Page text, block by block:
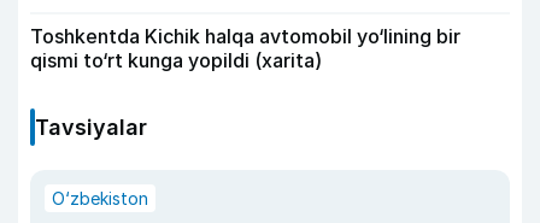
Toshkentda Kichik halqa avtomobil yo‘lining bir
qismi to‘rt kunga yopildi (xarita)
Tavsiyalar
O‘zbekiston